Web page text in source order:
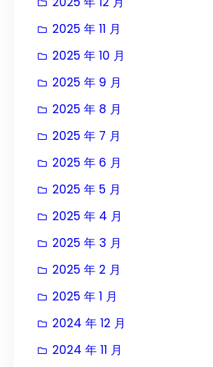
2025 年 11 月
2025 年 10 月
2025 年 9 月
2025 年 8 月
2025 年 7 月
2025 年 6 月
2025 年 5 月
2025 年 4 月
2025 年 3 月
2025 年 2 月
2025 年 1 月
2024 年 12 月
2024 年 11 月